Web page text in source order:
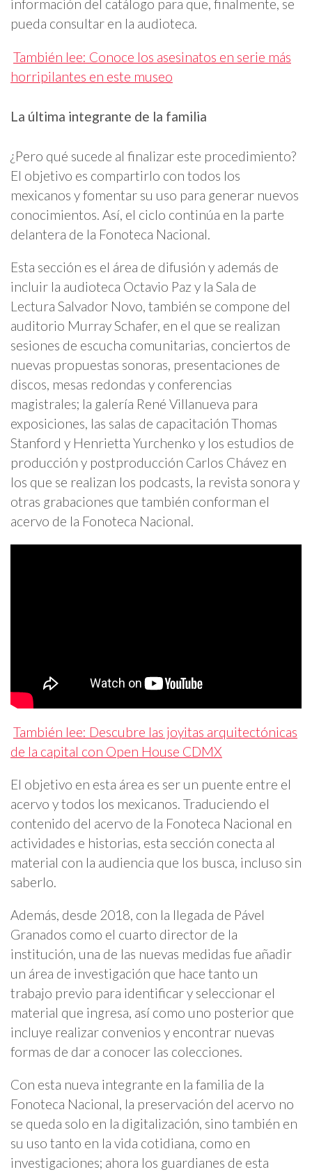
información del catálogo para que, finalmente, se
pueda consultar en la audioteca.
También lee: Conoce los asesinatos en serie más
horripilantes en este museo
La última integrante de la familia
¿Pero qué sucede al finalizar este procedimiento?
El objetivo es compartirlo con todos los
mexicanos y fomentar su uso para generar nuevos
conocimientos. Así, el ciclo continúa en la parte
delantera de la Fonoteca Nacional.
Esta sección es el área de difusión y además de
incluir la audioteca Octavio Paz y la Sala de
Lectura Salvador Novo, también se compone del
auditorio Murray Schafer, en el que se realizan
sesiones de escucha comunitarias, conciertos de
nuevas propuestas sonoras, presentaciones de
discos, mesas redondas y conferencias
magistrales; la galería René Villanueva para
exposiciones, las salas de capacitación Thomas
Stanford y Henrietta Yurchenko y los estudios de
producción y postproducción Carlos Chávez en
los que se realizan los podcasts, la revista sonora y
otras grabaciones que también conforman el
acervo de la Fonoteca Nacional.
También lee: Descubre las joyitas arquitectónicas
de la capital con Open House CDMX
El objetivo en esta área es ser un puente entre el
acervo y todos los mexicanos. Traduciendo el
contenido del acervo de la Fonoteca Nacional en
actividades e historias, esta sección conecta al
material con la audiencia que los busca, incluso sin
saberlo.
Además, desde 2018, con la llegada de Pável
Granados como el cuarto director de la
institución, una de las nuevas medidas fue añadir
un área de investigación que hace tanto un
trabajo previo para identificar y seleccionar el
material que ingresa, así como uno posterior que
incluye realizar convenios y encontrar nuevas
formas de dar a conocer las colecciones.
Con esta nueva integrante en la familia de la
Fonoteca Nacional, la preservación del acervo no
se queda solo en la digitalización, sino también en
su uso tanto en la vida cotidiana, como en
investigaciones; ahora los guardianes de esta